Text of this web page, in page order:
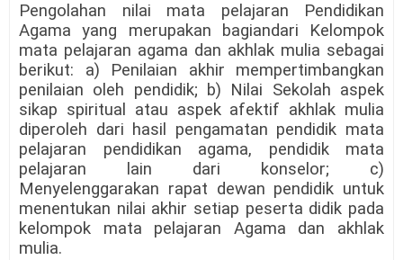
Pengolahan nilai mata pelajaran Pendidikan
Agama yang merupakan bagiandari Kelompok
mata pelajaran agama dan akhlak mulia sebagai
berikut: a) Penilaian akhir mempertimbangkan
penilaian oleh pendidik; b) Nilai Sekolah aspek
sikap spiritual atau aspek afektif akhlak mulia
diperoleh dari hasil pengamatan pendidik mata
pelajaran pendidikan agama, pendidik mata
pelajaran lain dari konselor; c)
Menyelenggarakan rapat dewan pendidik untuk
menentukan nilai akhir setiap peserta didik pada
kelompok mata pelajaran Agama dan akhlak
mulia.